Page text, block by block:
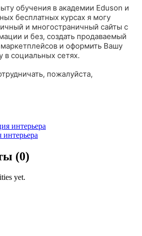
обучения в академии Eduson и
бесплатных курсах я могу
и многостраничный сайты с
и без, создать продаваемый
и оформить Вашу
в социальных сетях.
пожалуйста,
интерьера
(0)
yet.